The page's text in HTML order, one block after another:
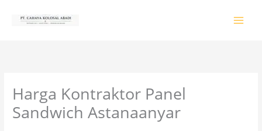
Harga Kontraktor Panel
Sandwich Astanaanyar